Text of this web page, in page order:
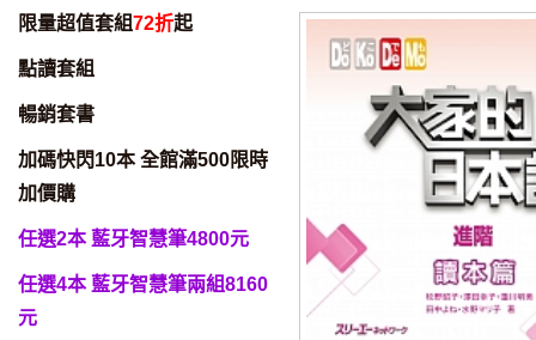
限量超值套組72折起
點讀套組
暢銷套書
加碼快閃10本 全館滿500限時
加價購
任選2本 藍牙智慧筆4800元
任選4本 藍牙智慧筆兩組8160
元